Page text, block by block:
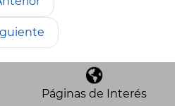
Páginas de Interés